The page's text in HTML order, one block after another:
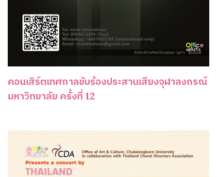
คอนเสิร์ตเทศกาลขับร้องประสานเสียงจุฬาลงกรณ์
มหาวิทยาลัย ครั้งที่ 12